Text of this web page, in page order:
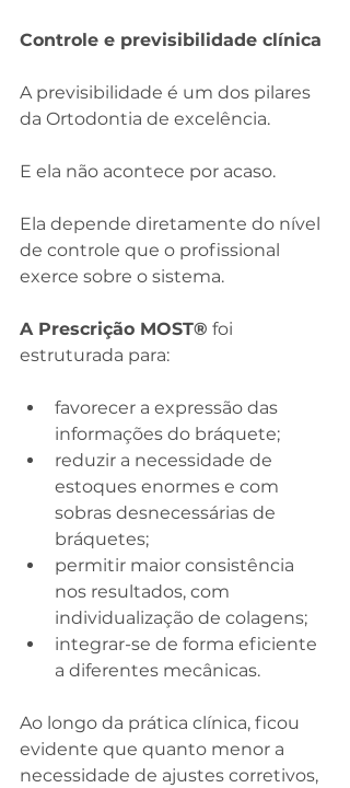
Controle e previsibilidade clínica
A previsibilidade é um dos pilares
da Ortodontia de excelência.
E ela não acontece por acaso.
Ela depende diretamente do nível
de controle que o profissional
exerce sobre o sistema.
A Prescrição MOST® foi
estruturada para:
favorecer a expressão das
informações do bráquete;
reduzir a necessidade de
estoques enormes e com
sobras desnecessárias de
bráquetes;
permitir maior consistência
nos resultados, com
individualização de colagens;
integrar-se de forma eficiente
a diferentes mecânicas.
Ao longo da prática clínica, ficou
evidente que quanto menor a
necessidade de ajustes corretivos,